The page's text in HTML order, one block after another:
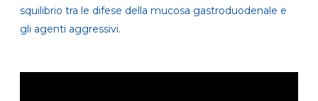
squilibrio tra le difese della mucosa gastroduodenale e
gli agenti aggressivi.